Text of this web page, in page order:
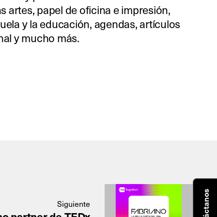
artes, papel de oficina e impresión,
y la educación, agendas, artículos
y mucho más.
Siguiente